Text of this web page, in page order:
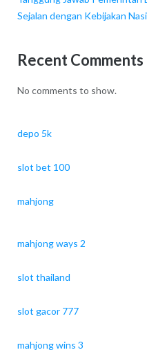
Sejalan dengan Kebijakan
Recent Comments
No comments to show.
depo 5k
slot bet 100
mahjong
mahjong ways 2
slot thailand
slot gacor 777
mahjong wins 3